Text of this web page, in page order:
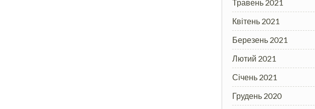
Травень 2021
Квітень 2021
Березень 2021
Лютий 2021
Січень 2021
Грудень 2020